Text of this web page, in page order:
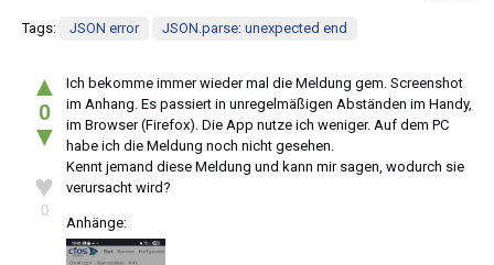
Tags: JSON error JSON.parse: unexpected end
▲
0
▼
♥
0
Ich bekomme immer wieder mal die Meldung gem. Screenshot
im Anhang. Es passiert in unregelmäßigen Abständen im Handy,
im Browser (Firefox). Die App nutze ich weniger. Auf dem PC
habe ich die Meldung noch nicht gesehen.
Kennt jemand diese Meldung und kann mir sagen, wodurch sie
verursacht wird?
Anhänge: